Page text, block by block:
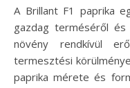
A Brillant F1 paprika
gazdag terméséről
növény rendkívül
termesztési
paprika mérete és